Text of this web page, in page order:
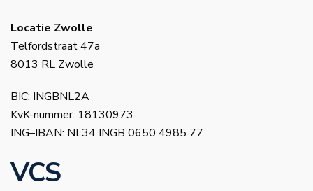
Locatie Zwolle
Telfordstraat 47a
8013 RL Zwolle
BIC: INGBNL2A
KvK-nummer: 18130973
ING–IBAN: NL34 INGB 0650 4985 77
VCS